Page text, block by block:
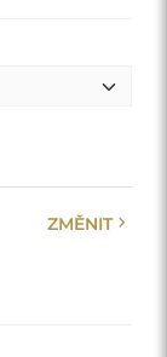
ZMĚNITchevron_right